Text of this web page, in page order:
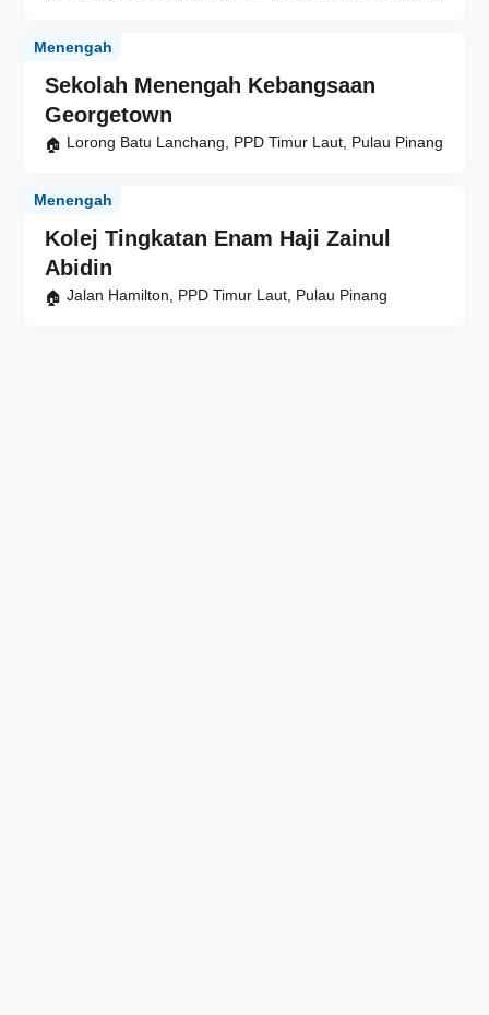
Sekolah Menengah Kebangsaan
Georgetown
Menengah
Lorong Batu Lanchang, PPD Timur Laut, Pulau Pinang
Kolej Tingkatan Enam Haji Zainul
Abidin
Menengah
Jalan Hamilton, PPD Timur Laut, Pulau Pinang